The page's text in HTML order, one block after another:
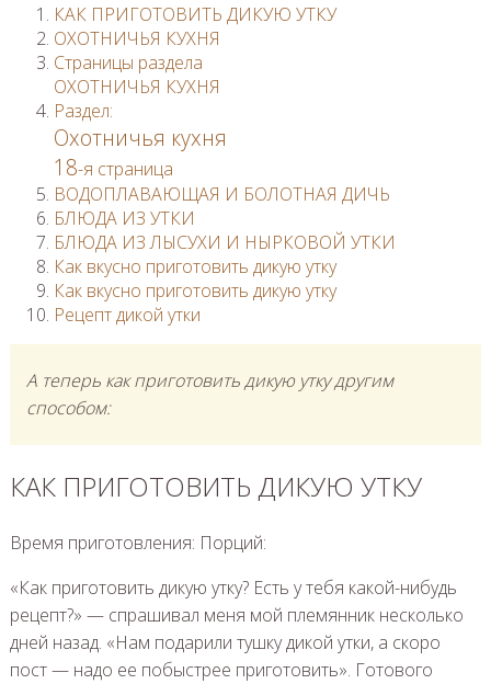
КАК ПРИГОТОВИТЬ ДИКУЮ УТКУ
ОХОТНИЧЬЯ КУХНЯ
Страницы раздела
ОХОТНИЧЬЯ КУХНЯ
Раздел:
Охотничья кухня
18-я страница
ВОДОПЛАВАЮЩАЯ И БОЛОТНАЯ ДИЧЬ
БЛЮДА ИЗ УТКИ
БЛЮДА ИЗ ЛЫСУХИ И НЫРКОВОЙ УТКИ
Как вкусно приготовить дикую утку
Как вкусно приготовить дикую утку
Рецепт дикой утки
А теперь как приготовить дикую утку другим
способом:
КАК ПРИГОТОВИТЬ ДИКУЮ УТКУ
Время приготовления: Порций:
«Как приготовить дикую утку? Есть у тебя какой-нибудь
рецепт?» — спрашивал меня мой племянник несколько
дней назад. «Нам подарили тушку дикой утки, а скоро
пост — надо ее побыстрее приготовить». Готового